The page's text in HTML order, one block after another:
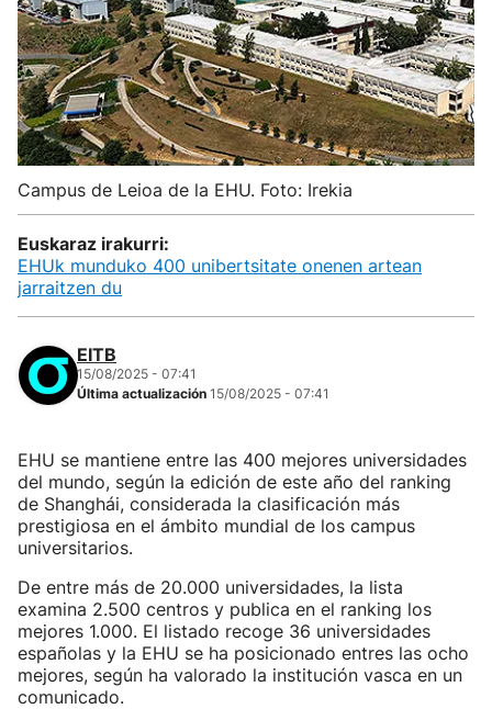
Campus de Leioa de la EHU. Foto: Irekia
Euskaraz irakurri:
EHUk munduko 400 unibertsitate onenen artean
jarraitzen du
EITB
15/08/2025 - 07:41
Última actualización 15/08/2025 - 07:41
EHU se mantiene entre las 400 mejores universidades
del mundo, según la edición de este año del ranking
de Shanghái, considerada la clasificación más
prestigiosa en el ámbito mundial de los campus
universitarios.
De entre más de 20.000 universidades, la lista
examina 2.500 centros y publica en el ranking los
mejores 1.000. El listado recoge 36 universidades
españolas y la EHU se ha posicionado entres las ocho
mejores, según ha valorado la institución vasca en un
comunicado.